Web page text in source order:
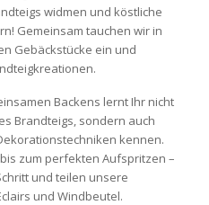
widmen und köstliche
Gemeinsam tauchen wir in
Gebäckstücke ein und
Backens lernt Ihr nicht
Brandteigs, sondern auch
kennen.
zum perfekten Aufspritzen –
und teilen unsere
und Windbeutel.